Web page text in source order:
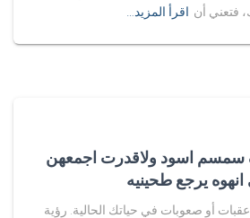
فتعني أن اقرأ المزيد…
اسود ولاقدرت اجمعهن
يرجع طحينيه
أو صعوبات في حياتك الحالية. رؤية